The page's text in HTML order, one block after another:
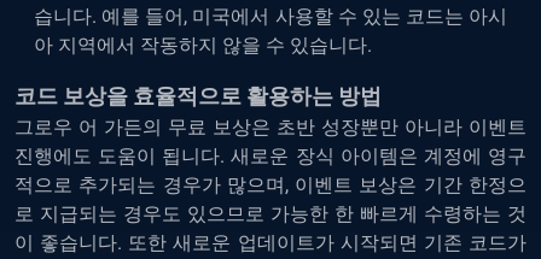
습니다. 예를 들어, 미국에서 사용할 수 있는 코드는 아시
아 지역에서 작동하지 않을 수 있습니다.
코드 보상을 효율적으로 활용하는 방법
그로우 어 가든의 무료 보상은 초반 성장뿐만 아니라 이벤트
진행에도 도움이 됩니다. 새로운 장식 아이템은 계정에 영구
적으로 추가되는 경우가 많으며, 이벤트 보상은 기간 한정으
로 지급되는 경우도 있으므로 가능한 한 빠르게 수령하는 것
이 좋습니다. 또한 새로운 업데이트가 시작되면 기존 코드가